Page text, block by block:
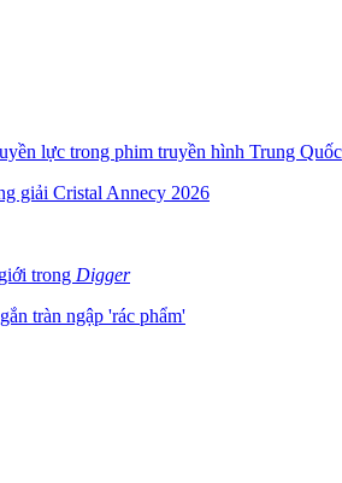
lực trong phim truyền hình Trung Quốc
giải Cristal Annecy 2026
trong Digger
tràn ngập 'rác phẩm'